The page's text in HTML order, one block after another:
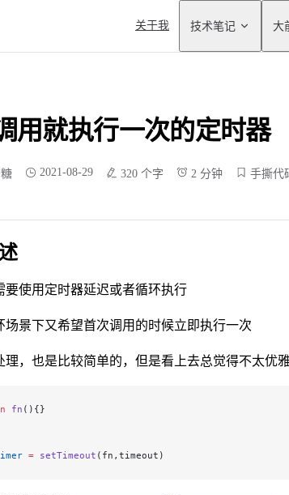
Main Navigation
关于我 技术笔记 大
用就执行一次的定时器
2021-08-29 320 个字 2 分钟 手撕代
要使用定时器延迟或者循环执行
场景下又希望首次调用的时候立即执行一次
理，也是比较简单的，但是看上去总觉得不太优
fn (){}
= setTimeout (fn,timeout)